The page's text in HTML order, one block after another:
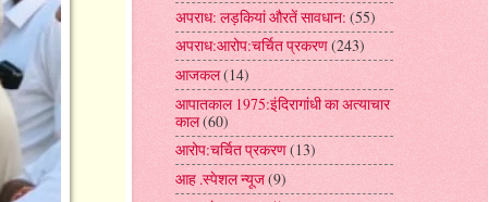
अपराध: लड़कियां औरतें सावधान: (55)
अपराध:आरोप:चर्चित प्रकरण(243)
आजकल(14)
आपातकाल 1975:इंदिरागांधी का अत्याचार
काल(60)
आरोप:चर्चित प्रकरण(13)
आह .स्पेशल न्यूज(9)